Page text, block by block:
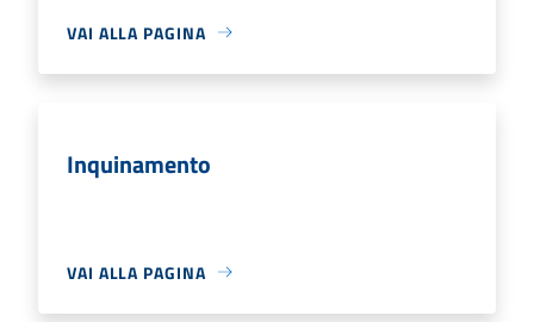
VAI ALLA PAGINA
Inquinamento
VAI ALLA PAGINA